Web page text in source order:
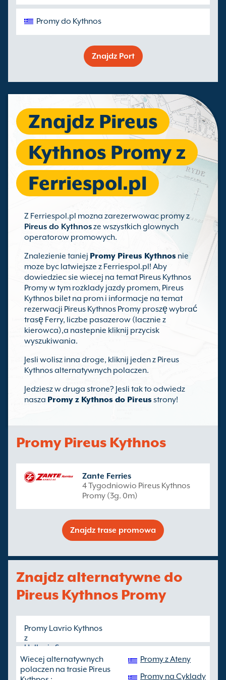
Promy do Kythnos
Znajdz Port
Znajdz Pireus
Kythnos Promy z
Ferriespol.pl
Z Ferriespol.pl mozna zarezerwowac promy z
Pireus do Kythnosze wszystkich glownych
operatorow promowych.
Znalezienie taniej Promy Pireus Kythnos nie
moze byc latwiejsze z Ferriespol.pl! Aby
dowiedziec sie wiecej na temat Pireus Kythnos
Promy w tym rozklady jazdy promem, Pireus
Kythnos bilet na prom i informacje na temat
rezerwacji Pireus Kythnos Promy proszę wybrać
trasę Ferry, liczbe pasazerow (lacznie z
kierowca),a nastepnie kliknij przycisk
wyszukiwania.
Jesli wolisz inna droge, kliknij jeden z Pireus
Kythnos alternatywnych polaczen.
Jedziesz w druga strone? Jesli tak to odwiedz
nasza Promy z Kythnos do Pireus strony!
Promy Pireus Kythnos
Zante Ferries
4 Tygodniowio Pireus Kythnos
Promy (3g. 0m)
Znajdz trase promowa
Znajdz alternatywne do
Pireus Kythnos Promy
Promy Lavrio Kythnos
z
Hellenic Seaways
- rzadziej, krotszy przeplyw
Wiecej alternatywnych
polaczen na trasie Pireus
Promy z Ateny
Promy na Cyklady